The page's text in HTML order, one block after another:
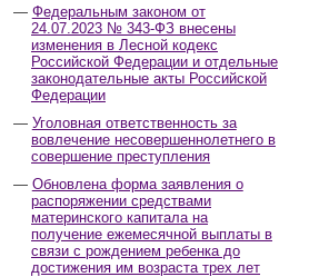
Федеральным законом от
24.07.2023 № 343-ФЗ внесены
изменения в Лесной кодекс
Российской Федерации и отдельные
законодательные акты Российской
Федерации
Уголовная ответственность за
вовлечение несовершеннолетнего в
совершение преступления
Обновлена форма заявления о
распоряжении средствами
материнского капитала на
получение ежемесячной выплаты в
связи с рождением ребенка до
достижения им возраста трех лет